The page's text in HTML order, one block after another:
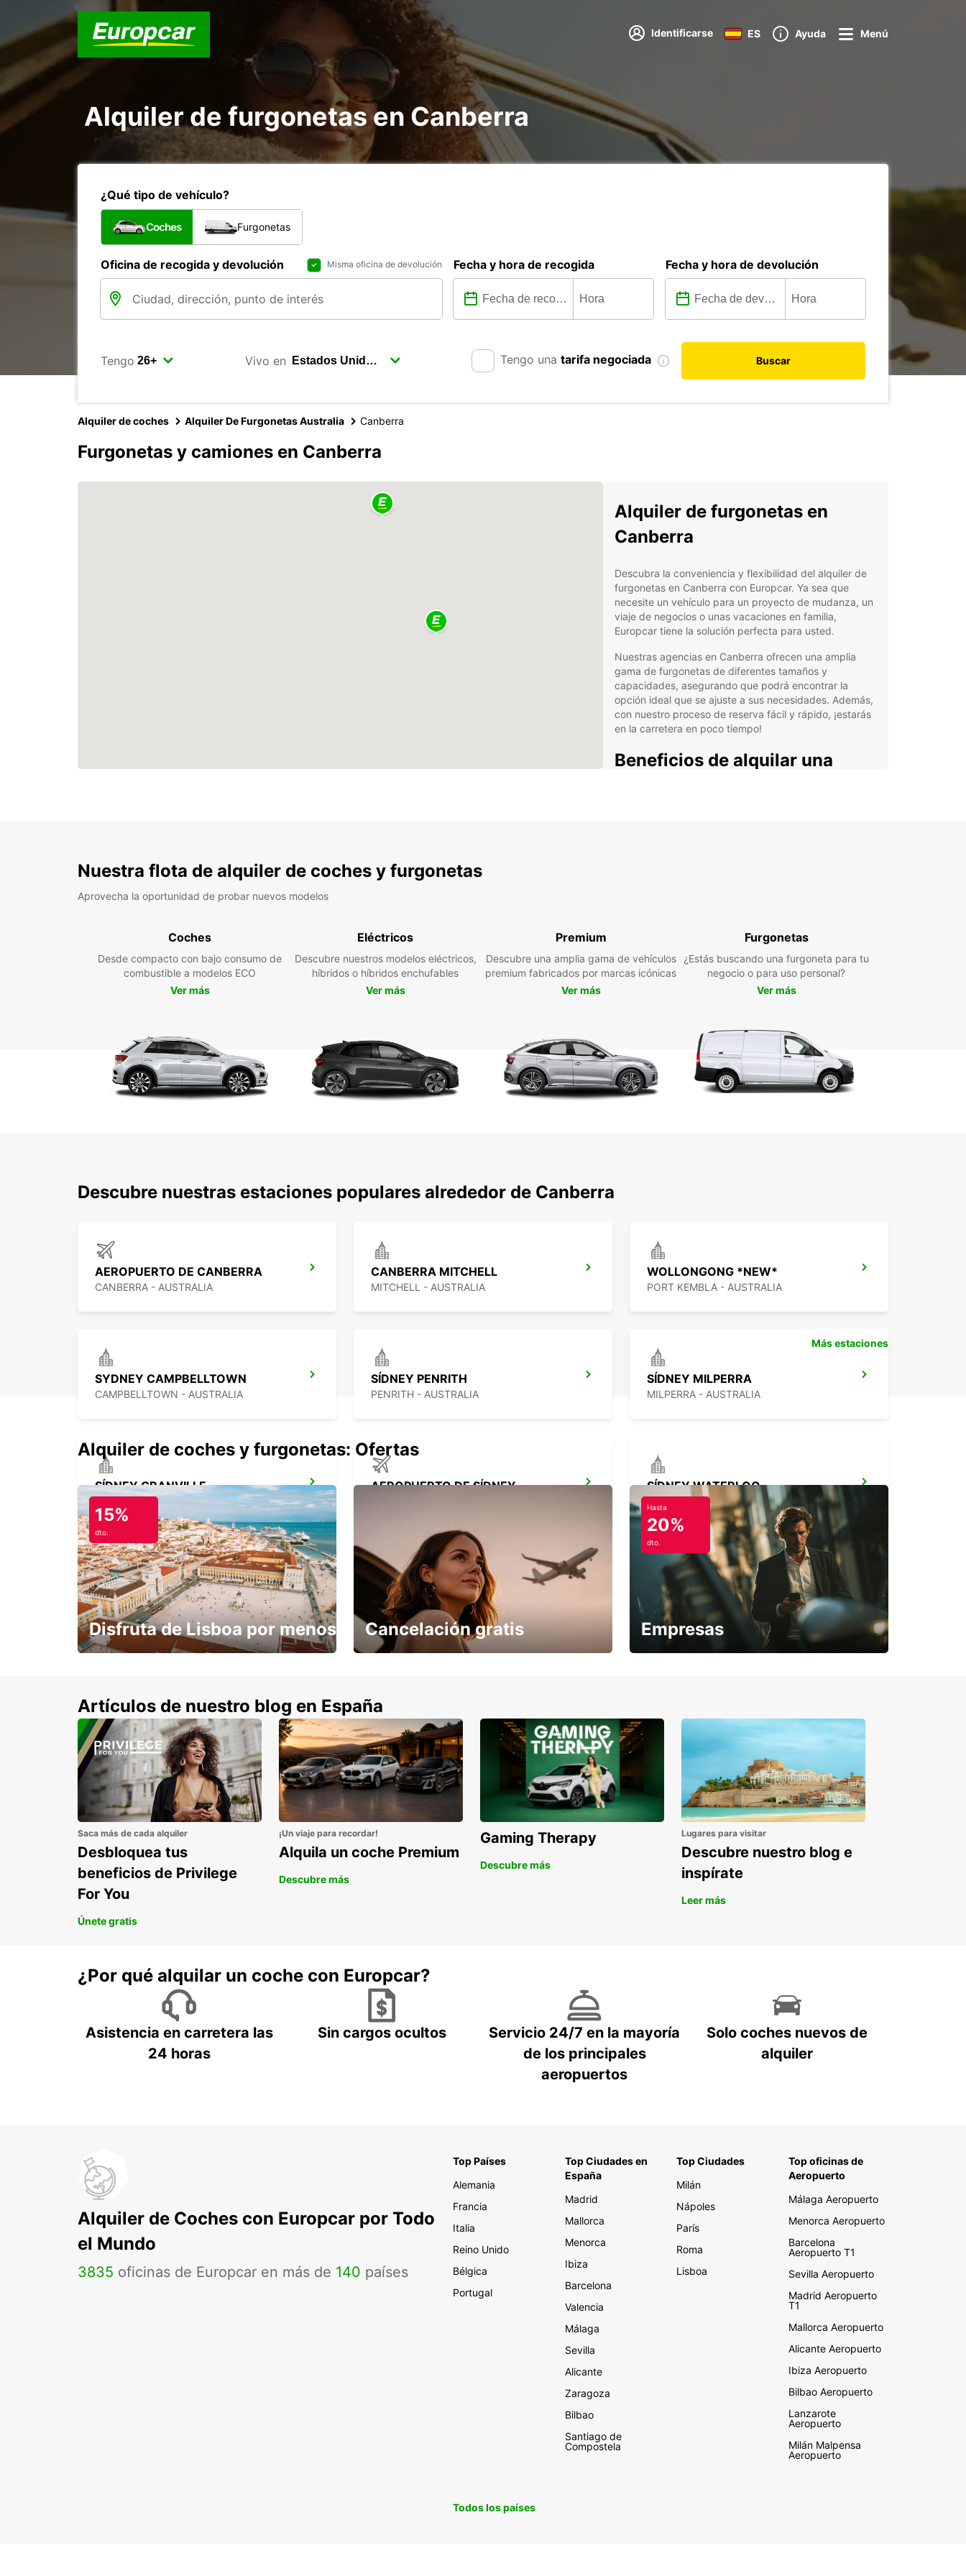
Identificarse ES Ayuda Menú
Alquiler de furgonetas en Canberra
¿Qué tipo de vehículo?
Coches Furgonetas
Oficina de recogida y devolución Misma oficina de devolución Fecha y hora de recogida Fecha y hora de devolución
Tengo Vivo en Tengo una tarifa negociada Buscar
Alquiler de coches Alquiler De Furgonetas Australia Canberra
Furgonetas y camiones en Canberra
Alquiler de furgonetas en
Canberra
Descubra la conveniencia y flexibilidad del alquiler de
furgonetas en Canberra con Europcar. Ya sea que
necesite un vehículo para un proyecto de mudanza, un
viaje de negocios o unas vacaciones en familia,
Europcar tiene la solución perfecta para usted.
Nuestras agencias en Canberra ofrecen una amplia
gama de furgonetas de diferentes tamaños y
capacidades, asegurando que podrá encontrar la
opción ideal que se ajuste a sus necesidades. Además,
con nuestro proceso de reserva fácil y rápido, ¡estarás
en la carretera en poco tiempo!
Beneficios de alquilar una
No importa si necesita una furgoneta para un día, una
semana o incluso más tiempo, Europcar tiene las
opciones perfectas para usted. ¡No pierda más tiempo
y reserve su furgoneta en Canberra con Europcar hoy
Nuestra flota de alquiler de coches y furgonetas
Aprovecha la oportunidad de probar nuevos modelos
Coches
Desde compacto con bajo consumo de
combustible a modelos ECO
Ver más
Eléctricos
Descubre nuestros modelos eléctricos,
híbridos o híbridos enchufables
Ver más
Premium
Descubre una amplia gama de vehículos
premium fabricados por marcas icónicas
Ver más
Furgonetas
¿Estás buscando una furgoneta para tu
negocio o para uso personal?
Ver más
Descubre nuestras estaciones populares alrededor de Canberra
AEROPUERTO DE CANBERRA
CANBERRA - AUSTRALIA
CANBERRA MITCHELL
MITCHELL - AUSTRALIA
WOLLONGONG *NEW*
PORT KEMBLA - AUSTRALIA
SYDNEY CAMPBELLTOWN
CAMPBELLTOWN - AUSTRALIA
SÍDNEY PENRITH
PENRITH - AUSTRALIA
SÍDNEY MILPERRA
MILPERRA - AUSTRALIA
SÍDNEY GRANVILLE
GRANVILLE - AUSTRALIA
AEROPUERTO DE SÍDNEY SÍDNEY WATERLOO
MASCOT - AUSTRALIA
SÍDNEY PYRMONT
PYRMONT - AUSTRALIA
Más estaciones
Alquiler de coches y furgonetas: Ofertas
15%
dto.
Disfruta de Lisboa por menos Cancelación gratis
Hasta
20%
dto.
Empresas
Artículos de nuestro blog en España
Saca más de cada alquiler
Desbloquea tus
beneficios de Privilege
For You
Únete gratis
¡Un viaje para recordar!
Alquila un coche Premium
Descubre más
Gaming Therapy
Descubre más
Lugares para visitar
Descubre nuestro blog e
inspírate
Leer más
¿Por qué alquilar un coche con Europcar?
Asistencia en carretera las
24 horas
Sin cargos ocultos
Servicio 24/7 en la mayoría
de los principales
aeropuertos
Solo coches nuevos de
alquiler
Alquiler de Coches con Europcar por Todo
el Mundo
3835 oficinas de Europcar en más de 140 países
Top Países
Alemania
Francia
Italia
Reino Unido
Bélgica
Portugal
Top Ciudades en
España
Madrid
Mallorca
Menorca
Ibiza
Barcelona
Valencia
Málaga
Sevilla
Alicante
Zaragoza
Bilbao
Santiago de
Compostela
Top Ciudades
Milán
Nápoles
París
Roma
Lisboa
Top oficinas de
Aeropuerto
Málaga Aeropuerto
Menorca Aeropuerto
Barcelona
Aeropuerto T1
Sevilla Aeropuerto
Madrid Aeropuerto
T1
Mallorca Aeropuerto
Alicante Aeropuerto
Ibiza Aeropuerto
Bilbao Aeropuerto
Lanzarote
Aeropuerto
Milán Malpensa
Aeropuerto
Todos los países